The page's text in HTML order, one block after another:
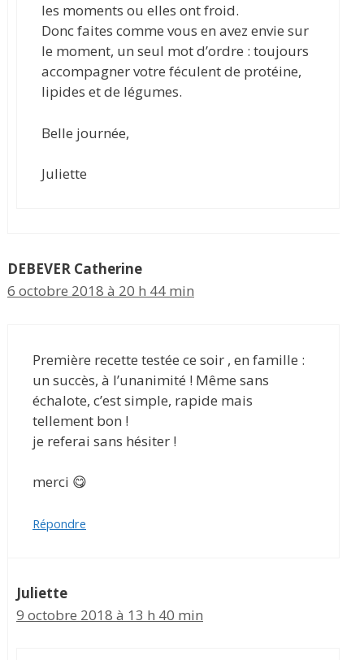
les moments ou elles ont froid.
Donc faites comme vous en avez envie sur
le moment, un seul mot d’ordre : toujours
accompagner votre féculent de protéine,
lipides et de légumes.
Belle journée,
Juliette
DEBEVER Catherine
6 octobre 2018 à 20 h 44 min
Première recette testée ce soir , en famille :
un succès, à l’unanimité ! Même sans
échalote, c’est simple, rapide mais
tellement bon !
je referai sans hésiter !
merci 😋
Répondre
Juliette
9 octobre 2018 à 13 h 40 min